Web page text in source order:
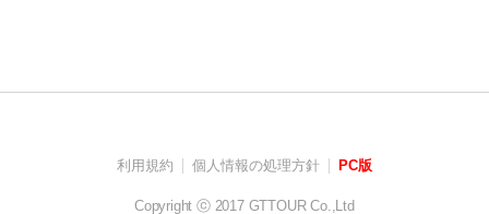
利用規約 個人情報の処理方針 PC版
Copyright ⓒ 2017 GTTOUR Co.,Ltd